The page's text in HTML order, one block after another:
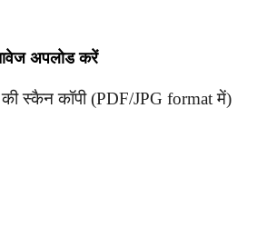
अपलोड करें
की स्कैन कॉपी (PDF/JPG format में)